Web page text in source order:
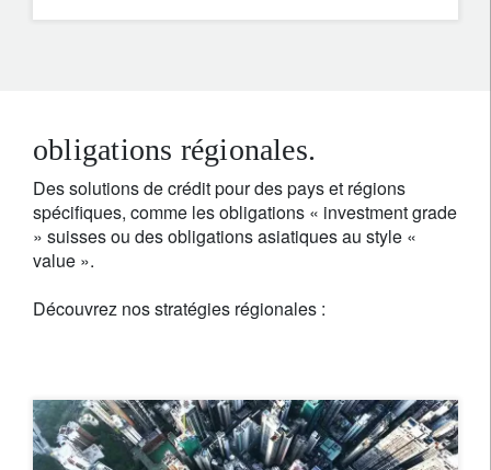
obligations régionales.
Des solutions de crédit pour des pays et régions
spécifiques, comme les obligations « investment grade
» suisses ou des obligations asiatiques au style «
value ».
Découvrez nos stratégies régionales :